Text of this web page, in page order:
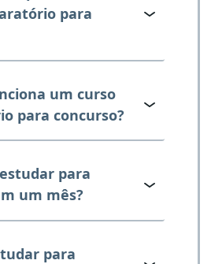
para
um curso
para concurso?
para
um mês?
para